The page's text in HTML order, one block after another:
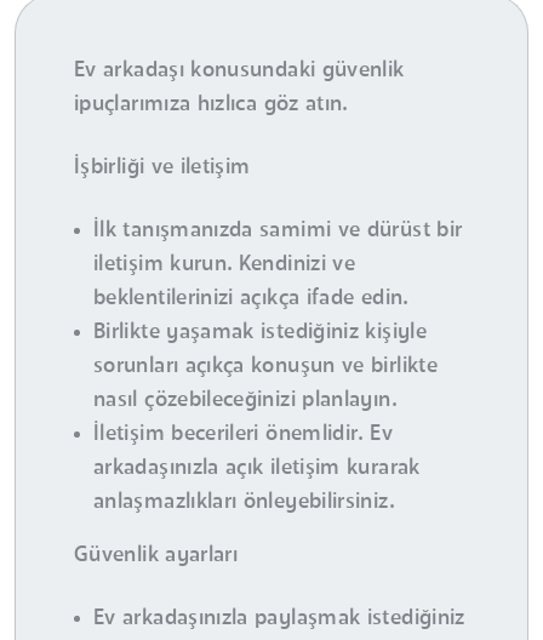
Ev arkadaşı konusundaki güvenlik
ipuçlarımıza hızlıca göz atın.
İşbirliği ve iletişim
İlk tanışmanızda samimi ve dürüst bir
iletişim kurun. Kendinizi ve
beklentilerinizi açıkça ifade edin.
Birlikte yaşamak istediğiniz kişiyle
sorunları açıkça konuşun ve birlikte
nasıl çözebileceğinizi planlayın.
İletişim becerileri önemlidir. Ev
arkadaşınızla açık iletişim kurarak
anlaşmazlıkları önleyebilirsiniz.
Güvenlik ayarları
Ev arkadaşınızla paylaşmak istediğiniz